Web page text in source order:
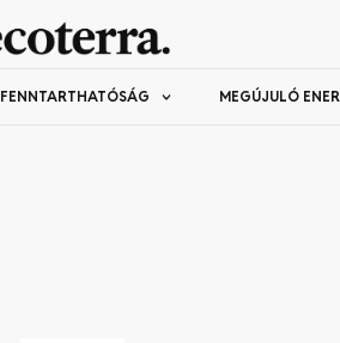
FENNTARTHATÓSÁG MEGÚJULÓ